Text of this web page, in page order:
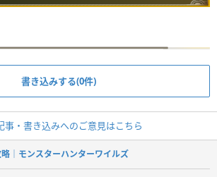
書き込みする(0件)
事・書き込みへのご意見はこちら
｜モンスターハンターワイルズ